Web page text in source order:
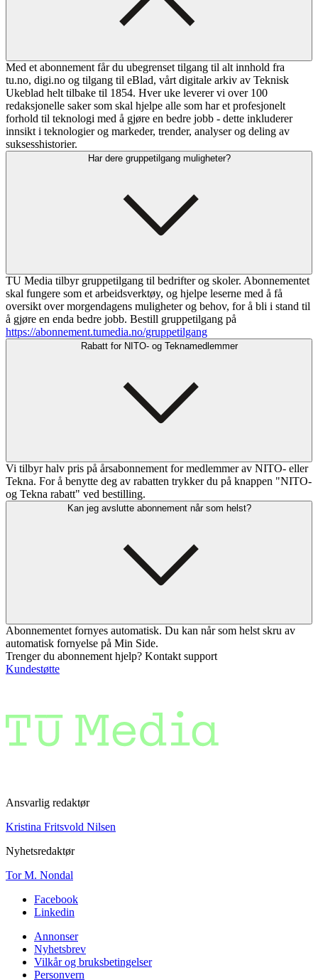
Med et abonnement får du ubegrenset tilgang til alt innhold fra
tu.no, digi.no og tilgang til eBlad, vårt digitale arkiv av Teknisk
Ukeblad helt tilbake til 1854. Hver uke leverer vi over 100
redaksjonelle saker som skal hjelpe alle som har et profesjonelt
forhold til teknologi med å gjøre en bedre jobb - dette inkluderer
innsikt i teknologier og markeder, trender, analyser og deling av
suksesshistorier.
Har dere gruppetilgang muligheter?
TU Media tilbyr gruppetilgang til bedrifter og skoler. Abonnementet
skal fungere som et arbeidsverktøy, og hjelpe leserne med å få
oversikt over morgendagens muligheter og behov, for å bli i stand til
å gjøre en enda bedre jobb. Bestill gruppetilgang på
https://abonnement.tumedia.no/gruppetilgang
Rabatt for NITO- og Teknamedlemmer
Vi tilbyr halv pris på årsabonnement for medlemmer av NITO- eller
Tekna. For å benytte deg av rabatten trykker du på knappen "NITO-
og Tekna rabatt" ved bestilling.
Kan jeg avslutte abonnement når som helst?
Abonnementet fornyes automatisk. Du kan når som helst skru av
automatisk fornyelse på Min Side.
Trenger du abonnement hjelp? Kontakt support
Kundestøtte
Ansvarlig redaktør
Kristina Fritsvold Nilsen
Nyhetsredaktør
Tor M. Nondal
Facebook
Linkedin
Annonser
Nyhetsbrev
Vilkår og bruksbetingelser
Personvern